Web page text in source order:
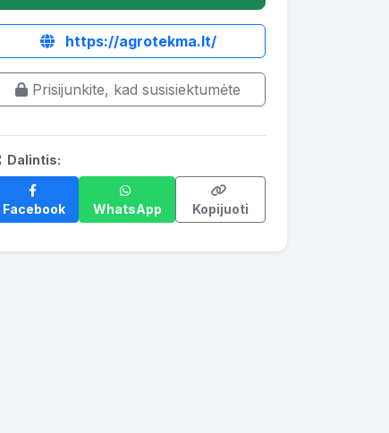
https://agrotekma.lt/
Prisijunkite, kad susisiektumėte
Dalintis:
Facebook WhatsApp Kopijuoti